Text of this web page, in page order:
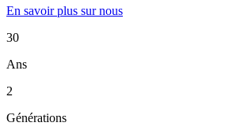
En savoir plus sur nous
30
Ans
2
Générations